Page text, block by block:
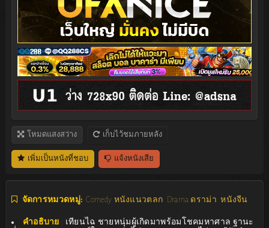
โหมดแสงสว่าง เก็บไว้ชมภายหลัง
เพิ่มเป็นหนังที่ชอบ แจ้งหนังเสีย
จัดการหมวดหมู่: Comedy หนังแนวตลก Drama ดราม่า หนังจีน
คำอธิบาย : เทียนไฉ ชายหนุ่มผู้เกิดมาพร้อมโชคมหาศาล ฐานะ